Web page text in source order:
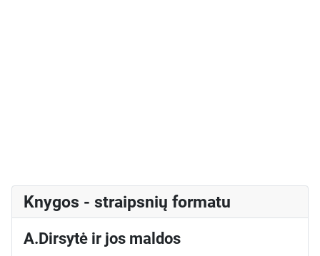
Knygos - straipsnių formatu
A.Dirsytė ir jos maldos